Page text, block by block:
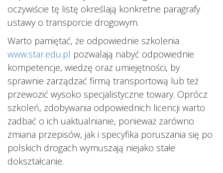
oczywiście tę listę określają konkretne paragrafy
ustawy o transporcie drogowym.
Warto pamiętać, że odpowiednie szkolenia
www.star.edu.pl pozwalają nabyć odpowiednie
kompetencje, wiedzę oraz umiejętności, by
sprawnie zarządzać firmą transportową lub też
przewozić wysoko specjalistyczne towary. Oprócz
szkoleń, zdobywania odpowiednich licencji warto
zadbać o ich uaktualnianie, ponieważ zarówno
zmiana przepisów, jak i specyfika poruszania się po
polskich drogach wymuszają niejako stałe
dokształcanie.